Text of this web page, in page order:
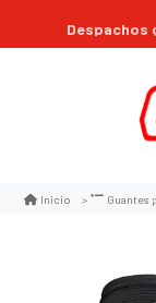
Despachos
Inicio Guantes